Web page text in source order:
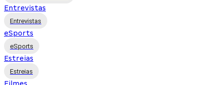
Entrevistas
Entrevistas
eSports
eSports
Estreias
Estreias